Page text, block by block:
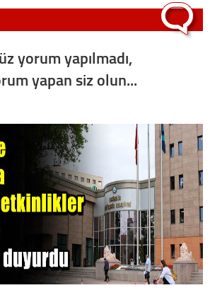
yorum yapılmadı,
yapan siz olun...